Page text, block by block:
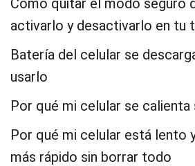
activarlo y desactivarlo en tu
Batería del celular se
usarlo
Por qué mi celular se calienta
Por qué mi celular está lento
más rápido sin borrar todo